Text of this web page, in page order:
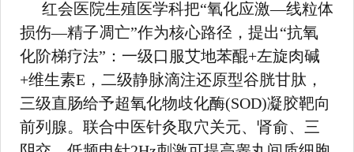
红会医院生殖医学科把“氧化应激—线粒体
损伤—精子凋亡”作为核心路径，提出“抗氧
化阶梯疗法”：一级口服艾地苯醌+左旋肉碱
+维生素E，二级静脉滴注还原型谷胱甘肽，
三级直肠给予超氧化物歧化酶(SOD)凝胶靶向
前列腺。联合中医针灸取穴关元、肾俞、三